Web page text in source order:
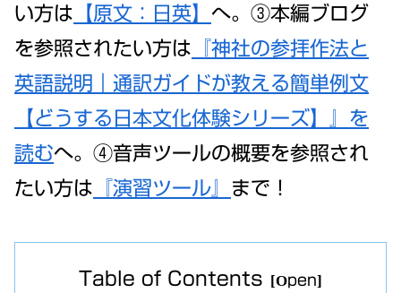
い方は 【原文：日英】 へ。③本編ブログ
を参照されたい方は 『神社の参拝作法と
英語説明｜通訳ガイドが教える簡単例文
【どうする日本文化体験シリーズ】』を
読むへ。④音声ツールの概要を参照され
たい方は 『演習ツール』 まで！
Table of Contents